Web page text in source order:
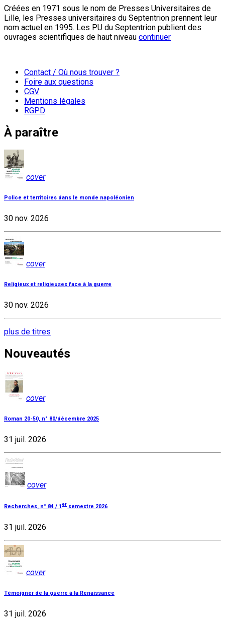
Créées en 1971 sous le nom de Presses Universitaires de
Lille, les Presses universitaires du Septentrion prennent leur
nom actuel en 1995. Les PU du Septentrion publient des
ouvrages scientifiques de haut niveau continuer
Contact / Où nous trouver ?
Foire aux questions
CGV
Mentions légales
RGPD
À paraître
cover
Police et territoires dans le monde napoléonien
30 nov. 2026
cover
Religieux et religieuses face à la guerre
30 nov. 2026
plus de titres
Nouveautés
cover
Roman 20-50, n° 80/décembre 2025
31 juil. 2026
cover
Recherches, n° 84 / 1 er semestre 2026
31 juil. 2026
cover
Témoigner de la guerre à la Renaissance
31 juil. 2026